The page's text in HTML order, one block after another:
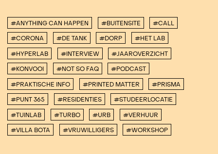
#ANYTHING CAN HAPPEN #BUITENSITE #CALL
#CORONA #DE TANK #DORP #HET LAB
#HYPERLAB #INTERVIEW #JAAROVERZICHT
#KONVOOI #NOT SO FAQ #PODCAST
#PRAKTISCHE INFO #PRINTED MATTER #PRISMA
#PUNT 365 #RESIDENTIES #STUDEERLOCATIE
#TUINLAB #TURBO #URB #VERHUUR
#VILLA BOTA #VRIJWILLIGERS #WORKSHOP